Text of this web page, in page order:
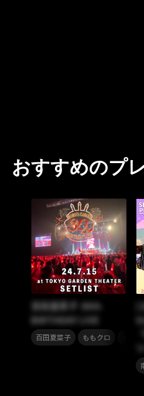
おすすめのプ
百田夏菜子 30th
BIRTHDAY LIVE
百田夏菜子 ももクロ もも